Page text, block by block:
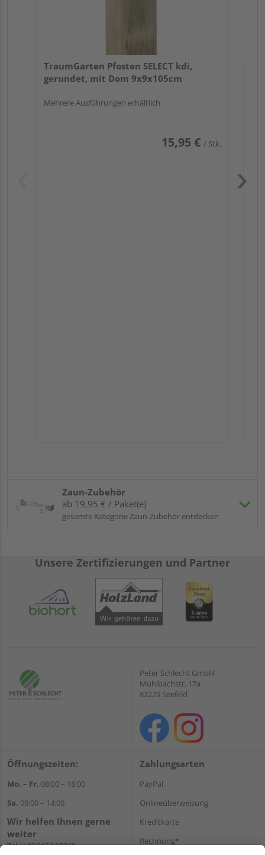
TraumGarten Pfosten SELECT kdi,
gerundet, mit Dom 9x9x105cm
Mehrere Ausführungen erhältlich
15,95 € / Stk.
Zaun-Zubehör
ab 19,95 € / Paket(e)
gesamte Kategorie Zaun-Zubehör entdecken
Unsere Zertifizierungen und Partner
Peter Schlecht GmbH
Mühlbachstr. 17a
82229 Seefeld
Öffnungszeiten:
Mo. – Fr. 08:00 – 18:00
Sa. 09:00 – 14:00
Wir helfen Ihnen gerne
weiter
Tel.:+49 8152 99266
Zahlungsarten
PayPal
Onlineüberweisung
Kreditkarte
Rechnung*